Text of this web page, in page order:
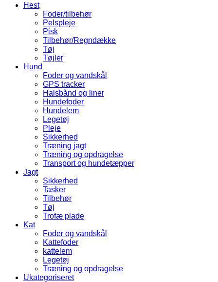
Hest
Foder/tilbehør
Pelspleje
Pisk
Tilbehør/Regndække
Tøj
Tøjler
Hund
Foder og vandskål
GPS tracker
Halsbånd og liner
Hundefoder
Hundelem
Legetøj
Pleje
Sikkerhed
Træning jagt
Træning og opdragelse
Transport og hundetæpper
Jagt
Sikkerhed
Tasker
Tilbehør
Tøj
Trofæ plade
Kat
Foder og vandskål
Kattefoder
kattelem
Legetøj
Træning og opdragelse
Ukategoriseret